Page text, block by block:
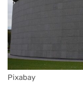
Pixabay